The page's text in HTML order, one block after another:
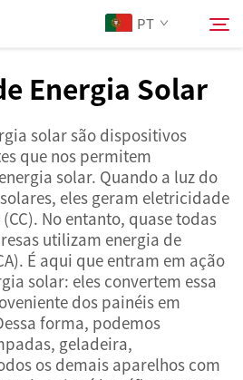
PT
Pesquisar
Energia Solar
solar são dispositivos
que nos permitem
solar. Quando a luz do
eles geram eletricidade
No entanto, quase todas
utilizam energia de
É aqui que entram em ação
solar: eles convertem essa
dos painéis em
forma, podemos
geladeira,
os demais aparelhos com